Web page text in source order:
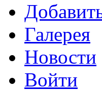
Галерея
Новости
Войти